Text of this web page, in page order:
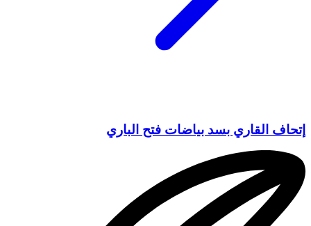
إتحاف القاري بسد بياضات فتح الباري